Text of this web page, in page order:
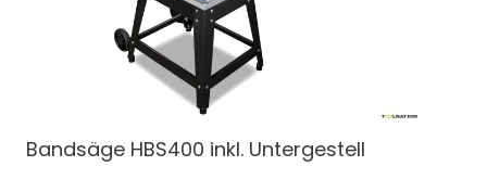
Bandsäge HBS400 inkl. Untergestell